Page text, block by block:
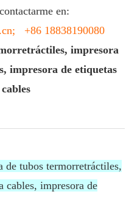
en:
+86 18838190080
impresora
impresora de etiquetas
de tubos termorretráctiles,
cables, impresora de